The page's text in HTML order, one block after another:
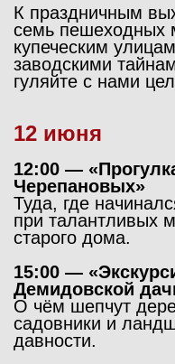
К праздничным
семь пешеходных
купеческим
заводскими
гуляйте с нами
12 июня
12:00 —
Черепановых»
Туда, где
при талантливых
старого дома.
15:00 —
Демидовской
О чём шепчут
садовники и
давности.